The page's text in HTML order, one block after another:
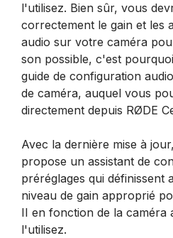
l'utilisez. Bien sûr, vous
correctement le gain et les
audio sur votre caméra
son possible, c'est
guide de configuration
de caméra, auquel vous
directement depuis RØDE
Avec la dernière mise à
propose un assistant de
préréglages qui définissent
niveau de gain approprié
II en fonction de la caméra
l'utilisez.